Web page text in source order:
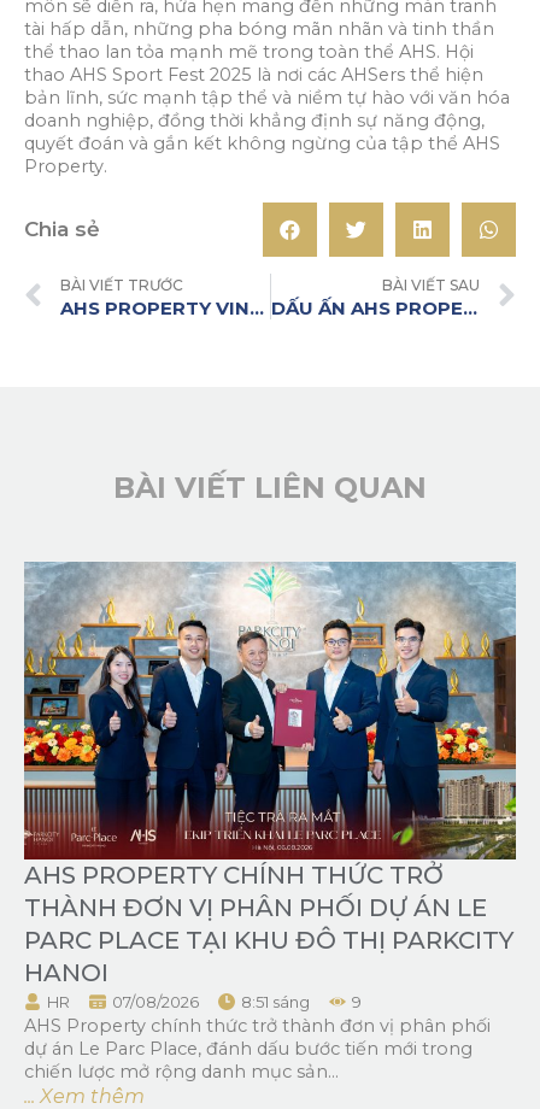
môn sẽ diễn ra, hứa hẹn mang đến những màn tranh
tài hấp dẫn, những pha bóng mãn nhãn và tinh thần
thể thao lan tỏa mạnh mẽ trong toàn thể AHS. Hội
thao AHS Sport Fest 2025 là nơi các AHSers thể hiện
bản lĩnh, sức mạnh tập thể và niềm tự hào với văn hóa
doanh nghiệp, đồng thời khẳng định sự năng động,
quyết đoán và gắn kết không ngừng của tập thể AHS
Property.
Chia sẻ
BÀI VIẾT TRƯỚC
AHS PROPERTY VINH DỰ ĐÓN NHẬN DANH HIỆU “ĐẠI LÝ TIÊN PHONG” TỪ MIK GROUP
BÀI VIẾT SAU
DẤU ẤN AHS PROPERTY TẠI HỌC VIỆN TÀI CHÍNH – KHẲNG ĐỊNH VAI TRÒ TRAO GIÁ TRỊ & ĐỒNG HÀNH CÙNG THẾ HỆ TRẺ
BÀI VIẾT LIÊN QUAN
AHS PROPERTY CHÍNH THỨC TRỞ
THÀNH ĐƠN VỊ PHÂN PHỐI DỰ ÁN LE
PARC PLACE TẠI KHU ĐÔ THỊ PARKCITY
HANOI
HR 07/08/2026 8:51 sáng 9
AHS Property chính thức trở thành đơn vị phân phối
dự án Le Parc Place, đánh dấu bước tiến mới trong
chiến lược mở rộng danh mục sản...
... Xem thêm